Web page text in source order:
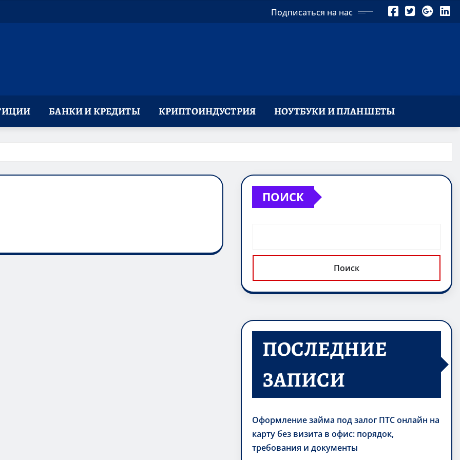
Подписаться на нас
БАНКИ И КРЕДИТЫ КРИПТОИНДУСТРИЯ НОУТБУКИ И ПЛАНШЕТЫ
ПОИСК
Поиск
ПОСЛЕДНИЕ
ЗАПИСИ
Оформление займа под залог ПТС онлайн на
карту без визита в офис: порядок,
требования и документы